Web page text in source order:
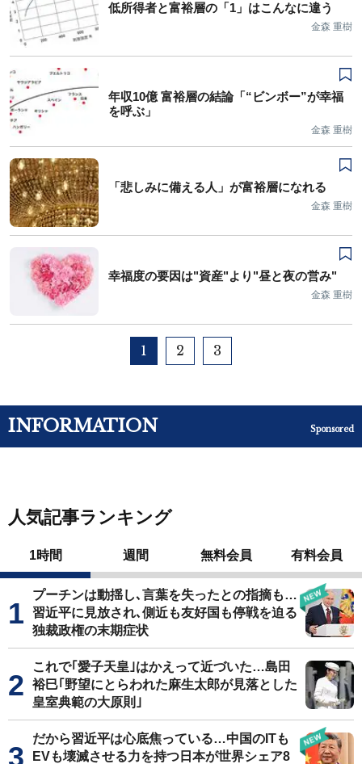
低所得者と富裕層の「1」はこんなに違う
金森 重樹
年収10億 富裕層の結論「“ビンボー”が幸福
を呼ぶ」
金森 重樹
「悲しみに備える人」が富裕層になれる
金森 重樹
幸福度の要因は"資産"より"昼と夜の営み"
金森 重樹
1 2 3
INFORMATION Sponsored
人気記事ランキング
1時間 週間 無料会員 有料会員
プーチンは動揺し､言葉を失ったとの指摘も…
習近平に見放され､側近も友好国も停戦を迫る
独裁政権の末期症状
これで｢愛子天皇｣はかえって近づいた…島田
裕巳｢野望にとらわれた麻生太郎が見落とした
皇室典範の大原則｣
だから習近平は心底焦っている…中国のITも
EVも壊滅させる力を持つ日本が世界シェア8